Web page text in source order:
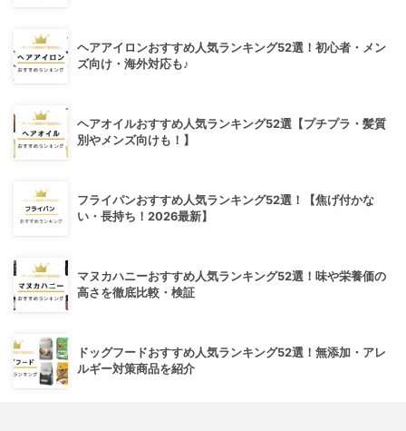
ヘアアイロンおすすめ人気ランキング52選！初心者・メン
ズ向け・海外対応も♪
ヘアオイルおすすめ人気ランキング52選【プチプラ・髪質
別やメンズ向けも！】
フライパンおすすめ人気ランキング52選！【焦げ付かな
い・長持ち！2026最新】
マヌカハニーおすすめ人気ランキング52選！味や栄養価の
高さを徹底比較・検証
ドッグフードおすすめ人気ランキング52選！無添加・アレ
ルギー対策商品を紹介